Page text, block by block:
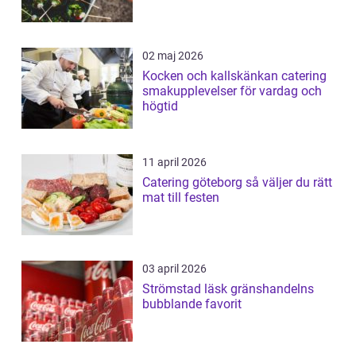
02 maj 2026
Kocken och kallskänkan catering
smakupplevelser för vardag och
högtid
11 april 2026
Catering göteborg så väljer du rätt
mat till festen
03 april 2026
Strömstad läsk gränshandelns
bubblande favorit